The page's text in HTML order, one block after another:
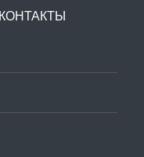
КОНТАКТЫ